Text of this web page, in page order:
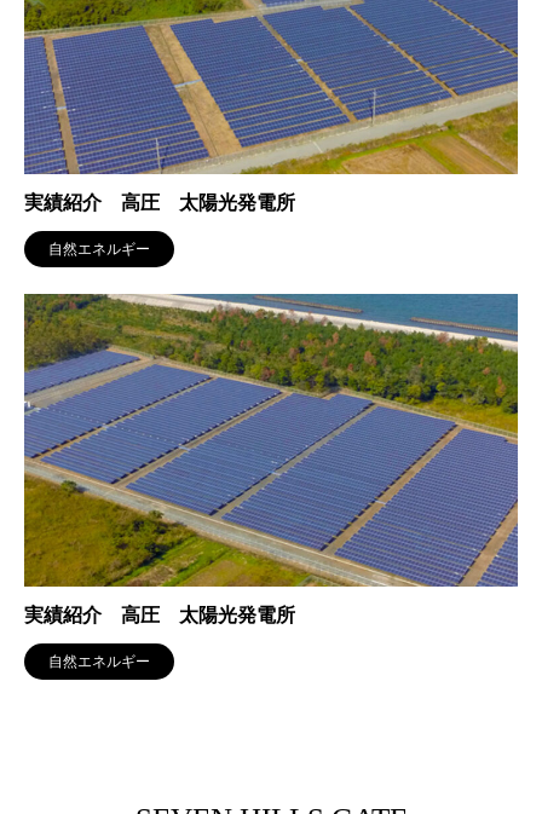
実績紹介 高圧 太陽光発電所
自然エネルギー
実績紹介 高圧 太陽光発電所
自然エネルギー